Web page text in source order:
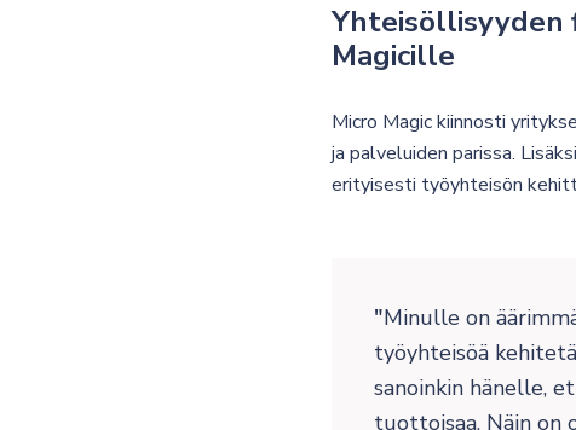
Yhteisöllisyyden
Magicille
Micro Magic kiinnosti
ja palveluiden parissa.
erityisesti työyhteisön
Minulle on
työyhteisöä
sanoinkin hänelle,
tuottoisaa. Näin on